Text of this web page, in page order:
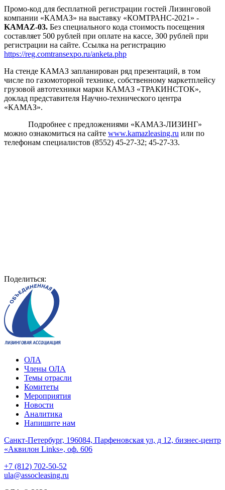
Промо-код для бесплатной регистрации гостей Лизинговой
компании «КАМАЗ» на выставку «КОМТРАНС-2021» -
KAMAZ-03. Без специального кода стоимость посещения
составляет 500 рублей при оплате на кассе, 300 рублей при
регистрации на сайте. Ссылка на регистрацию
https://reg.comtransexpo.ru/anketa.php
На стенде КАМАЗ запланирован ряд презентаций, в том
числе по газомоторной технике, собственному маркетплейсу
грузовой автотехники марки КАМАЗ «ТРАКИНСТОК»,
доклад представителя Научно-технического центра
«КАМАЗ».
Подробнее с предложениями «КАМАЗ-ЛИЗИНГ»
можно ознакомиться на сайте www.kamazleasing.ru или по
телефонам специалистов (8552) 45-27-32; 45-27-33.
Поделиться:
ОЛА
Члены ОЛА
Темы отрасли
Комитеты
Мероприятия
Новости
Аналитика
Напишите нам
Санкт-Петербург, 196084, Парфеновская ул, д 12, бизнес-центр
«Аквилон Links», оф. 606
+7 (812) 702-50-52
ula@assocleasing.ru